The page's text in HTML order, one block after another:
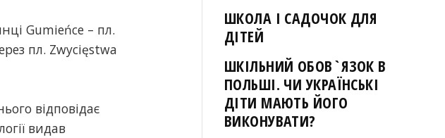
Gumieńce – пл.
пл. Zwycięstwa
відповідає
видав
ШКОЛА І САДОЧОК ДЛЯ
ДІТЕЙ
ШКІЛЬНИЙ ОБОВ`ЯЗОК В
ПОЛЬШІ. ЧИ УКРАЇНСЬКІ
ДІТИ МАЮТЬ ЙОГО
ВИКОНУВАТИ?